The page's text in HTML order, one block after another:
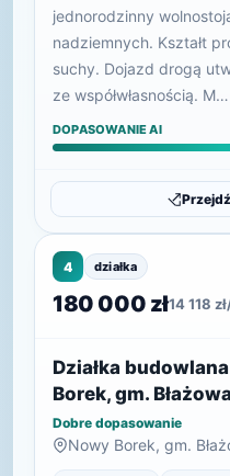
jednorodzinny
nadziemnych. Kształt
suchy. Dojazd drogą
ze współwłasnością. M…
DOPASOWANIE AI
4 działka
180 000 zł14 118
Działka
Borek, gm. Błażowa
Dobre dopasowanie
Nowy Borek, gm.